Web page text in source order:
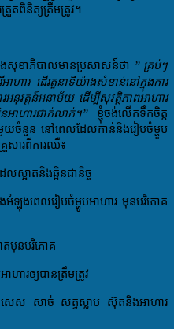
តពិនិត្យត្រឹមត្រូវ។​
សួងសុខាភិបាល​មានប្រសាសន៍ថា ” គ្រប់ៗ
ាហារ ដើរតួនាទីយ៉ាងសំខាន់នៅក្នុងការ
អនុវត្តន៍អនាម័យ ដើម្បីសុវត្ថិភាពអាហារ
អាហារជាក់លាក់។”
ខ្ញុំចង់លើកទឹកចិត្ត
យចំនួន នៅពេលដែលកាន់និងរៀបចំម្ហូប
រួសារពីការឈឺ៖
លស្អាតនិងឆ្អិនជានិច្ច
អំឡុងពេលរៀបចំម្ហូបអាហារ មុនបរិភោគ
តមុនបរិភោគ
ហារឲ្យបានត្រឹមត្រូវ
សេស សាច់ សត្វស្លាប ស៊ុតនិងអាហារ